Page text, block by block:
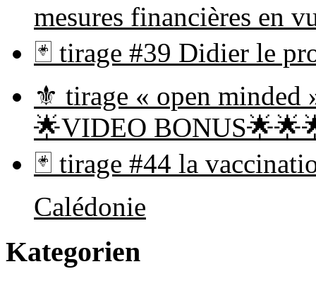
mesures financières en
🃏 tirage #39 Didier le
⚜ tirage « open minded
🌟VIDEO
🃏 tirage #44 la
Calédonie
Kategorien